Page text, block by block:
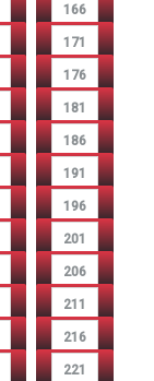
166
171
176
181
186
191
196
201
206
211
216
221